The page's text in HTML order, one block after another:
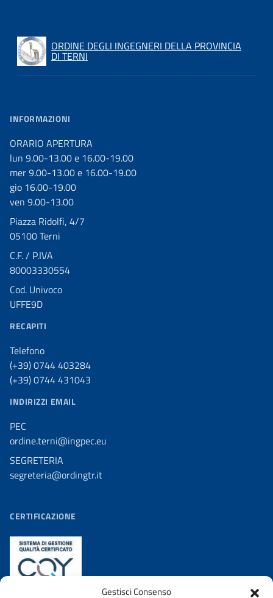
Gestisci Consenso
ORDINE DEGLI INGEGNERI DELLA PROVINCIA
DI TERNI
INFORMAZIONI
ORARIO APERTURA
lun 9.00-13.00 e 16.00-19.00
mer 9.00-13.00 e 16.00-19.00
gio 16.00-19.00
ven 9.00-13.00
Piazza Ridolfi, 4/7
05100 Terni
C.F. / P.IVA
80003330554
Cod. Univoco
UFFE9D
RECAPITI
Telefono
(+39) 0744 403284
(+39) 0744 431043
INDIRIZZI EMAIL
PEC
ordine.terni@ingpec.eu
SEGRETERIA
segreteria@ordingtr.it
CERTIFICAZIONE